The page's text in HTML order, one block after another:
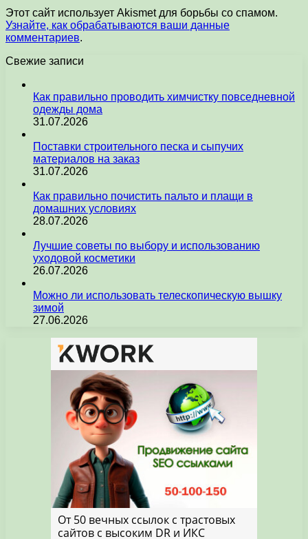
Этот сайт использует Akismet для борьбы со спамом.
Узнайте, как обрабатываются ваши данные
комментариев.
Свежие записи
Как правильно проводить химчистку повседневной
одежды дома
31.07.2026
Поставки строительного песка и сыпучих
материалов на заказ
31.07.2026
Как правильно почистить пальто и плащи в
домашних условиях
28.07.2026
Лучшие советы по выбору и использованию
уходовой косметики
26.07.2026
Можно ли использовать телескопическую вышку
зимой
27.06.2026